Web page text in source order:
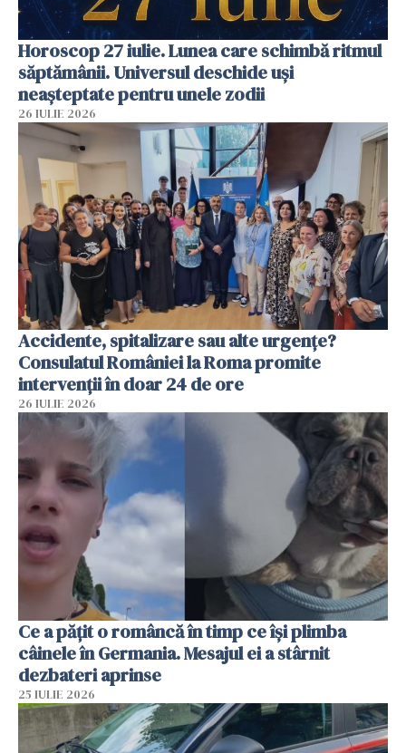
Horoscop 27 iulie. Lunea care schimbă ritmul
săptămânii. Universul deschide uși
neașteptate pentru unele zodii
26 IULIE 2026
Accidente, spitalizare sau alte urgențe?
Consulatul României la Roma promite
intervenții în doar 24 de ore
26 IULIE 2026
Ce a pățit o româncă în timp ce își plimba
câinele în Germania. Mesajul ei a stârnit
dezbateri aprinse
25 IULIE 2026